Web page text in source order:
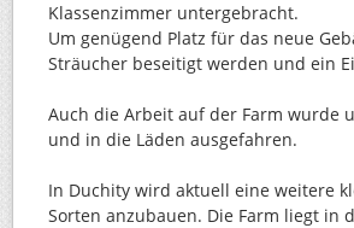
Klassenzimmer untergebracht.
Um genügend Platz für das neue
Sträucher beseitigt werden und ein
Auch die Arbeit auf der Farm wurde
und in die Läden ausgefahren.
In Duchity wird aktuell eine weitere
Sorten anzubauen. Die Farm liegt in